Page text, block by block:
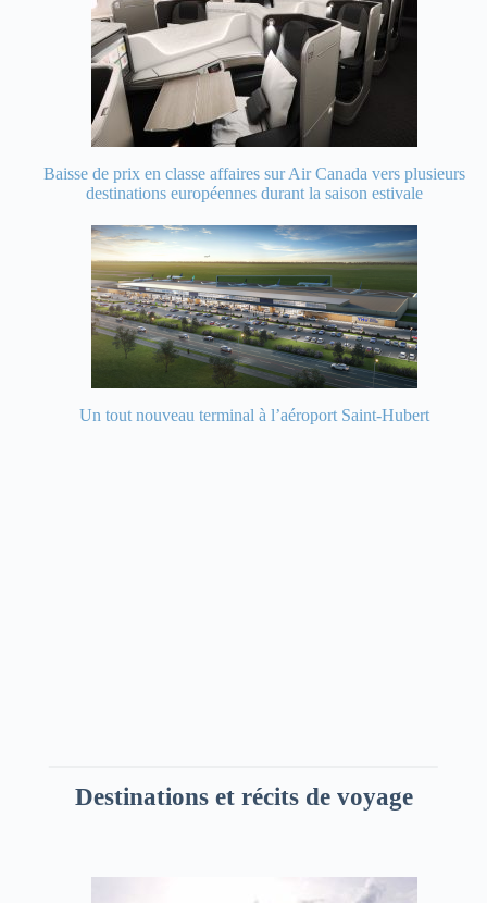
Baisse de prix en classe affaires sur Air Canada vers plusieurs
destinations européennes durant la saison estivale
Un tout nouveau terminal à l’aéroport Saint-Hubert
Destinations et récits de voyage